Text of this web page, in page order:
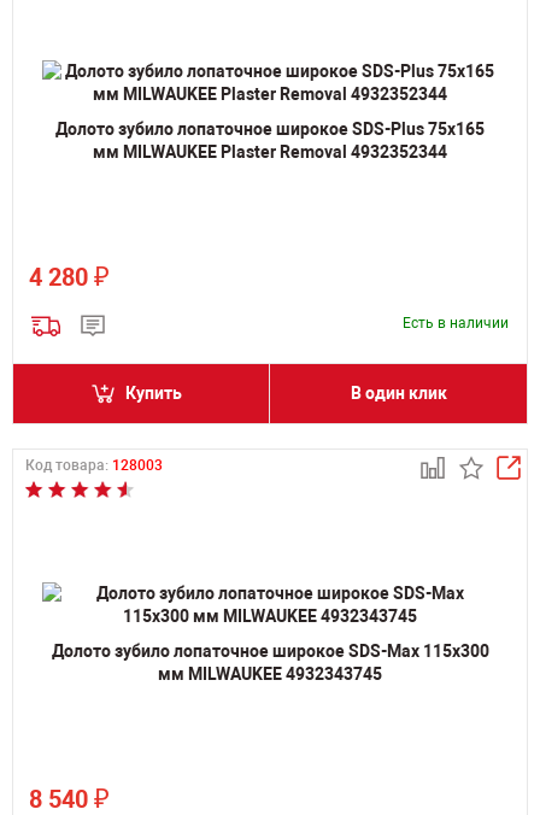
Долото зубило лопаточное широкое SDS-Plus 75х165
мм MILWAUKEE Plaster Removal 4932352344
4 280 ₽
Есть в наличии
Купить В один клик
Код товара: 128003
Долото зубило лопаточное широкое SDS-Max 115х300
мм MILWAUKEE 4932343745
8 540 ₽